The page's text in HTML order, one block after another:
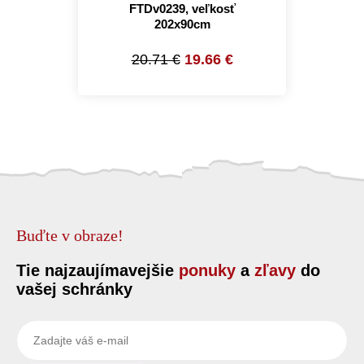
FTDv0239, veľkosť
202x90cm
20.71 € 19.66 €
Buďte v obraze!
Tie najzaujímavejšie ponuky a zľavy do
vašej schránky